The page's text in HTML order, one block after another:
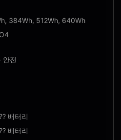
384Wh, 512Wh, 640Wh
안전
배터리
배터리